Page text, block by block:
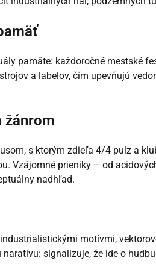
pamäte: každoročné mestské
a labelov, čím upevňujú
žánrom
s ktorým zdieľa 4/4 pulz a
Vzájomné prieniky – od
nadhľad.
motívmi,
signalizuje, že ide o